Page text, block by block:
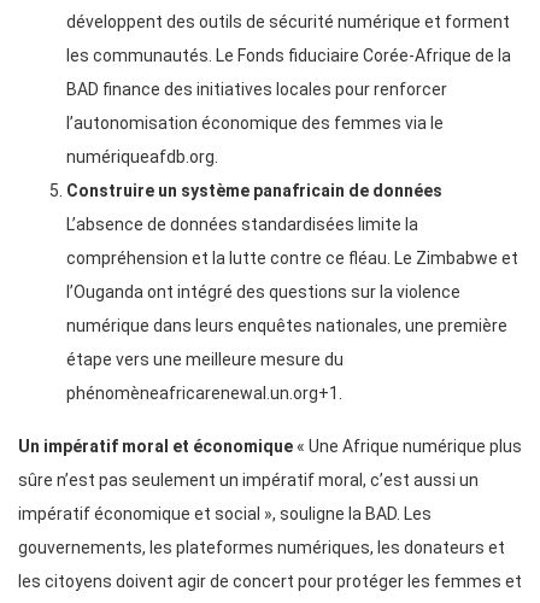
développent des outils de sécurité numérique et forment
les communautés. Le Fonds fiduciaire Corée-Afrique de la
BAD finance des initiatives locales pour renforcer
l’autonomisation économique des femmes via le
numériqueafdb.org.
Construire un système panafricain de données
L’absence de données standardisées limite la
compréhension et la lutte contre ce fléau. Le Zimbabwe et
l’Ouganda ont intégré des questions sur la violence
numérique dans leurs enquêtes nationales, une première
étape vers une meilleure mesure du
phénomèneafricarenewal.un.org+1.
Un impératif moral et économique « Une Afrique numérique plus
sûre n’est pas seulement un impératif moral, c’est aussi un
impératif économique et social », souligne la BAD. Les
gouvernements, les plateformes numériques, les donateurs et
les citoyens doivent agir de concert pour protéger les femmes et